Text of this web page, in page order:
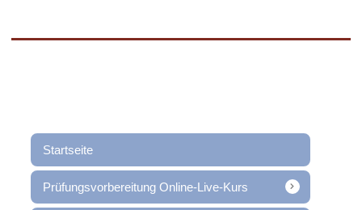
Startseite
Prüfungsvorbereitung Online-Live-Kurs